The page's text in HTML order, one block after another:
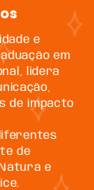
e
em
lidera
de impacto
de
e